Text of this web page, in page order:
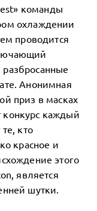
команды
охлаждении
проводится
Анонимная
приз в масках
каждый
кто
красное и
этого
является
шутки.